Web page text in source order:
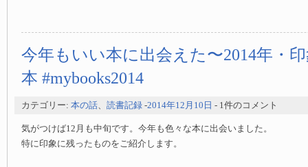
今年もいい本に出会えた〜2014年・
本 #mybooks2014
カテゴリー: 本の話、 読書記録 -2014年12月10日 - 1件のコメント
気がつけば12月も中旬です。今年も色々な本に出会いました。
特に印象に残ったものをご紹介します。